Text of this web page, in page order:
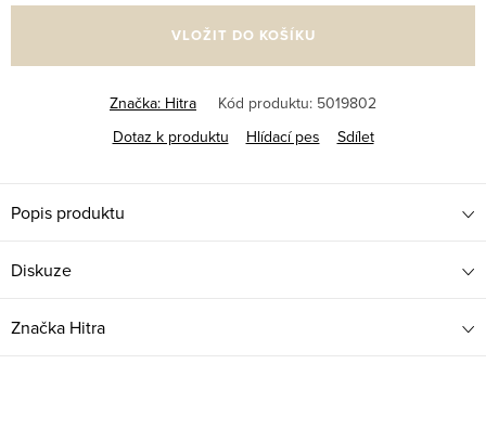
cena:
VLOŽIT DO KOŠÍKU
Značka: Hitra Kód produktu: 5019802
Dotaz k produktu
Hlídací pes Sdílet
Popis produktu
Diskuze
Značka Hitra